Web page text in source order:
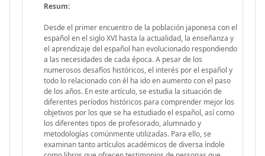
Resum:
Desde el primer encuentro de la población japonesa con el
español en el siglo XVI hasta la actualidad, la enseñanza y
el aprendizaje del español han evolucionado respondiendo
a las necesidades de cada época. A pesar de los
numerosos desafíos históricos, el interés por el español y
todo lo relacionado con él ha ido en aumento con el paso
de los años. En este artículo, se estudia la situación de
diferentes períodos históricos para comprender mejor los
objetivos por los que se ha estudiado el español, así como
los diferentes tipos de profesorado, alumnado y
metodologías comúnmente utilizadas. Para ello, se
examinan tanto artículos académicos de diversa índole